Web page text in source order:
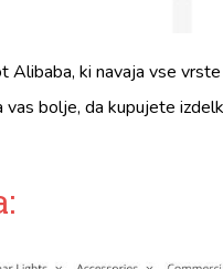
Alibaba, ki navaja vse
bolje, da kupujete